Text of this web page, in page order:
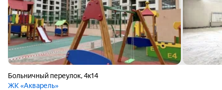
Больничный переулок,4к14
ЖК «Акварель»